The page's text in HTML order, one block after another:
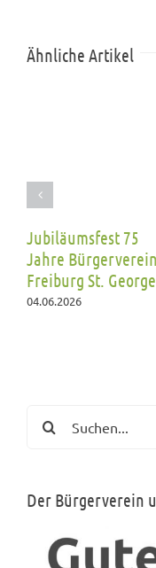
Ähnliche Artikel
Jubiläumsfest 75
Jahre Bürgerverein
Freiburg St.
04.06.2026
nach:
Der Bürgerverein